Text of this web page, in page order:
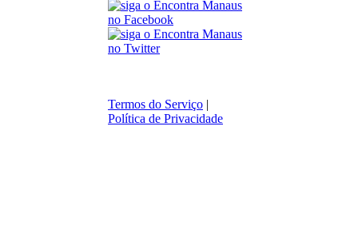
Termos do Serviço |
Política de Privacidade